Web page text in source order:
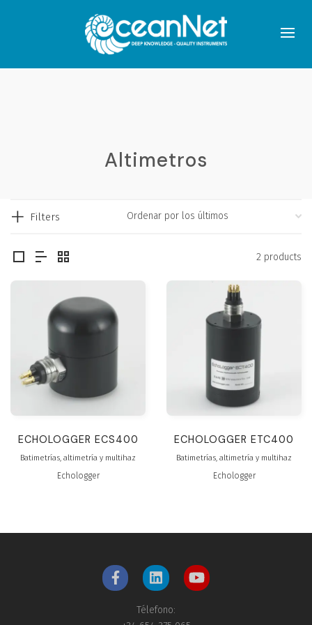
Altimetros
Filters
2 products
ECHOLOGGER ECS400
Batimetrías, altimetría y multihaz
Echologger
ECHOLOGGER ETC400
Batimetrías, altimetría y multihaz
Echologger
Télefono: